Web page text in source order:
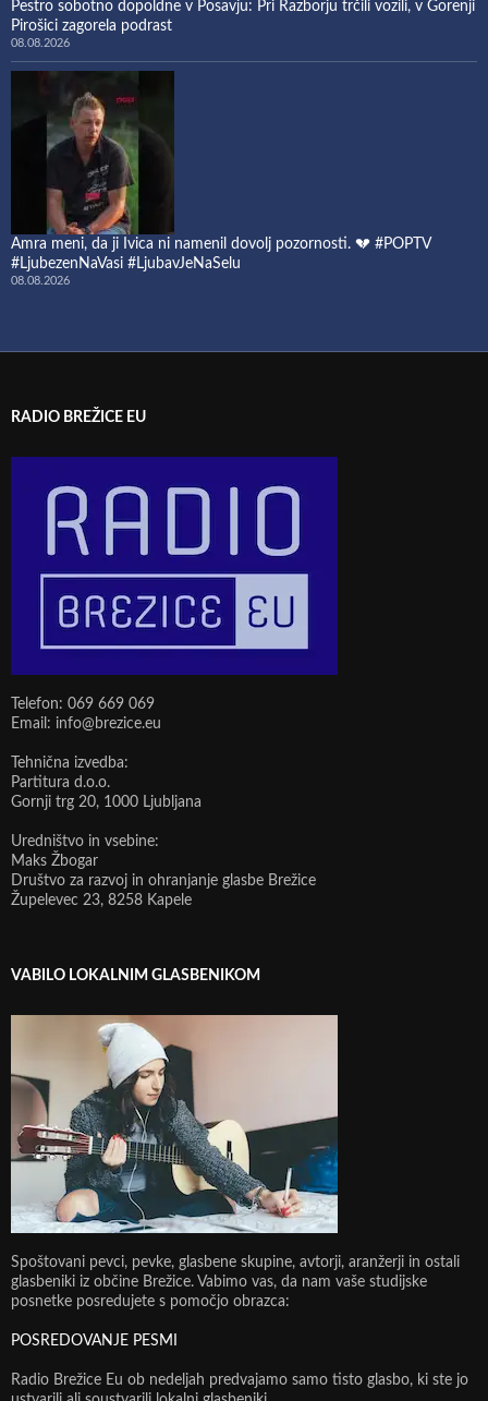
Pestro sobotno dopoldne v Posavju: Pri Razborju trčili vozili, v Gorenji
Pirošici zagorela podrast
08.08.2026
Amra meni, da ji Ivica ni namenil dovolj pozornosti. 💔 #POPTV
#LjubezenNaVasi #LjubavJeNaSelu
08.08.2026
RADIO BREŽICE EU
Telefon: 069 669 069
Email: info@brezice.eu
Tehnična izvedba:
Partitura d.o.o.
Gornji trg 20, 1000 Ljubljana
Uredništvo in vsebine:
Maks Žbogar
Društvo za razvoj in ohranjanje glasbe Brežice
Župelevec 23, 8258 Kapele
VABILO LOKALNIM GLASBENIKOM
Spoštovani pevci, pevke, glasbene skupine, avtorji, aranžerji in ostali
glasbeniki iz občine Brežice. Vabimo vas, da nam vaše studijske
posnetke posredujete s pomočjo obrazca:
POSREDOVANJE PESMI
Radio Brežice Eu ob nedeljah predvajamo samo tisto glasbo, ki ste jo